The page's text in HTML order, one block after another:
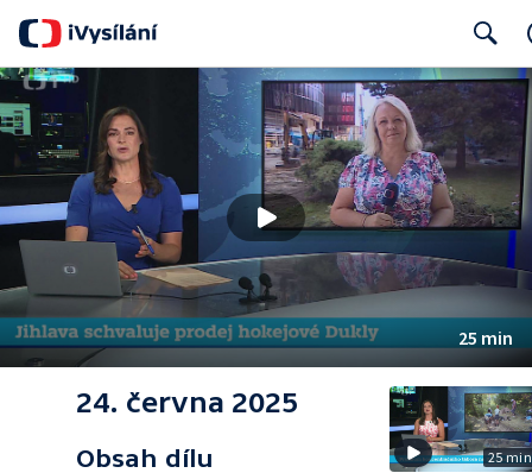
Search
25 min
24. června 2025
Obsah dílu
25 min